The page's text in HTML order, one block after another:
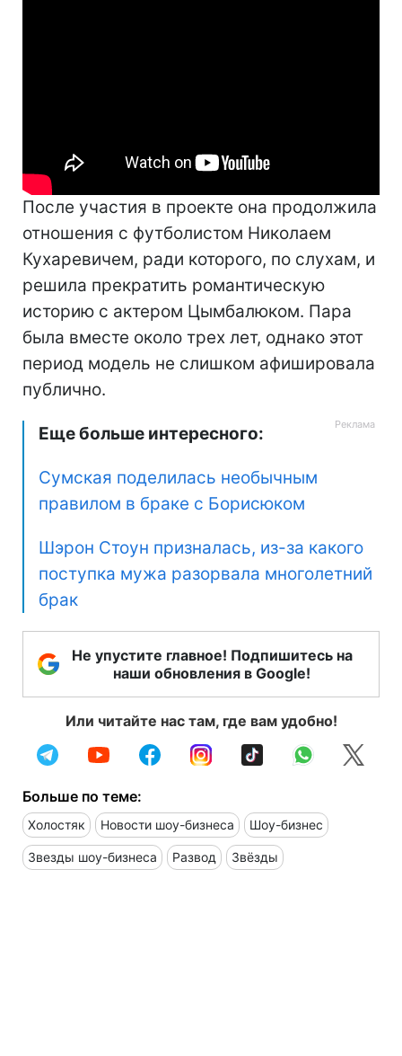
После участия в проекте она продолжила
отношения с футболистом Николаем
Кухаревичем, ради которого, по слухам, и
решила прекратить романтическую
историю с актером Цымбалюком. Пара
была вместе около трех лет, однако этот
период модель не слишком афишировала
публично.
Еще больше интересного:
Сумская поделилась необычным
правилом в браке с Борисюком
Шэрон Стоун призналась, из-за какого
поступка мужа разорвала многолетний
брак
Не упустите главное! Подпишитесь на
наши обновления в Google!
Или читайте нас там, где вам удобно!
Больше по теме:
Холостяк Новости шоу-бизнеса Шоу-бизнес
Звезды шоу-бизнеса Развод Звёзды